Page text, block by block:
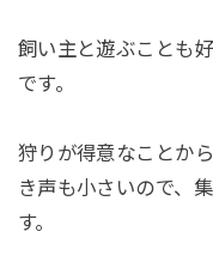
飼い主と遊ぶことも
です。
狩りが得意なことか
き声も小さいので、
す。